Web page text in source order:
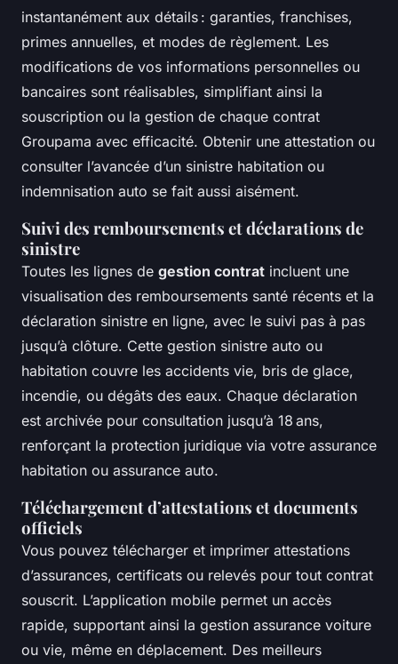
instantanément aux détails : garanties, franchises,
primes annuelles, et modes de règlement. Les
modifications de vos informations personnelles ou
bancaires sont réalisables, simplifiant ainsi la
souscription ou la gestion de chaque contrat
Groupama avec efficacité. Obtenir une attestation ou
consulter l’avancée d’un sinistre habitation ou
indemnisation auto se fait aussi aisément.
Suivi des remboursements et déclarations de
sinistre
Toutes les lignes de gestion contrat incluent une
visualisation des remboursements santé récents et la
déclaration sinistre en ligne, avec le suivi pas à pas
jusqu’à clôture. Cette gestion sinistre auto ou
habitation couvre les accidents vie, bris de glace,
incendie, ou dégâts des eaux. Chaque déclaration
est archivée pour consultation jusqu’à 18 ans,
renforçant la protection juridique via votre assurance
habitation ou assurance auto.
Téléchargement d’attestations et documents
officiels
Vous pouvez télécharger et imprimer attestations
d’assurances, certificats ou relevés pour tout contrat
souscrit. L’application mobile permet un accès
rapide, supportant ainsi la gestion assurance voiture
ou vie, même en déplacement. Des meilleurs